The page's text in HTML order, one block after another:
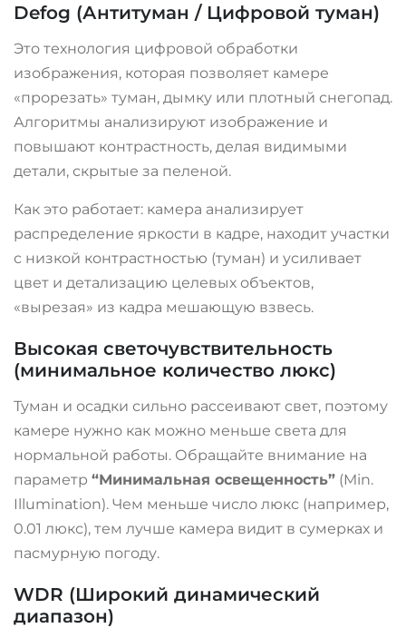
Defog (Антитуман / Цифровой туман)
Это технология цифровой обработки
изображения, которая позволяет камере
«прорезать» туман, дымку или плотный снегопад.
Алгоритмы анализируют изображение и
повышают контрастность, делая видимыми
детали, скрытые за пеленой.
Как это работает: камера анализирует
распределение яркости в кадре, находит участки
с низкой контрастностью (туман) и усиливает
цвет и детализацию целевых объектов,
«вырезая» из кадра мешающую взвесь.
Высокая светочувствительность
(минимальное количество люкс)
Туман и осадки сильно рассеивают свет, поэтому
камере нужно как можно меньше света для
нормальной работы. Обращайте внимание на
параметр “Минимальная освещенность” (Min.
Illumination). Чем меньше число люкс (например,
0.01 люкс), тем лучше камера видит в сумерках и
пасмурную погоду.
WDR (Широкий динамический
диапазон)